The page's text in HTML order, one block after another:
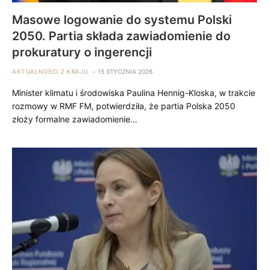
Masowe logowanie do systemu Polski
2050. Partia składa zawiadomienie do
prokuratury o ingerencji
AKTUALNOŚCI Z KRAJU 15 STYCZNIA 2026
Minister klimatu i środowiska Paulina Hennig-Kloska, w trakcie
rozmowy w RMF FM, potwierdziła, że partia Polska 2050
złoży formalne zawiadomienie…